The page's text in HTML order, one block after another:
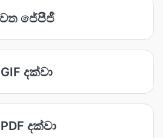
ජේපීජී
දක්වා
දක්වා